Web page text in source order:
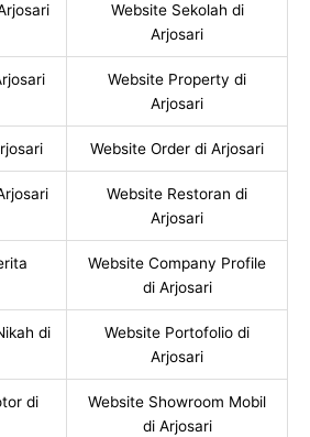
Website Sekolah di
Arjosari
Website Property di
Arjosari
Website Order di Arjosari
Website Restoran di
Arjosari
Website Company Profile
di Arjosari
di
Website Portofolio di
Arjosari
di
Website Showroom Mobil
di Arjosari